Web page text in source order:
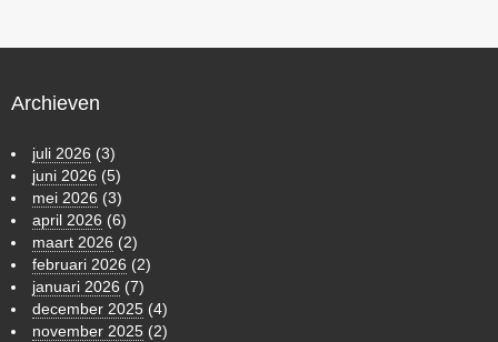
Archieven
juli 2026 (3)
juni 2026 (5)
mei 2026 (3)
april 2026 (6)
maart 2026 (2)
februari 2026 (2)
januari 2026 (7)
december 2025 (4)
november 2025 (2)